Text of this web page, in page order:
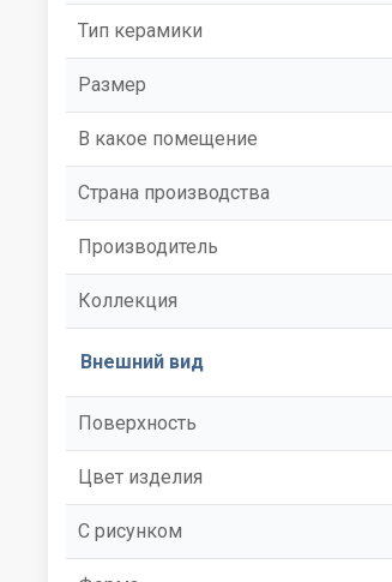
Тип керамики
Размер
В какое помещение
Страна производства
Производитель
Коллекция
Внешний вид
Поверхность
Цвет изделия
С рисунком